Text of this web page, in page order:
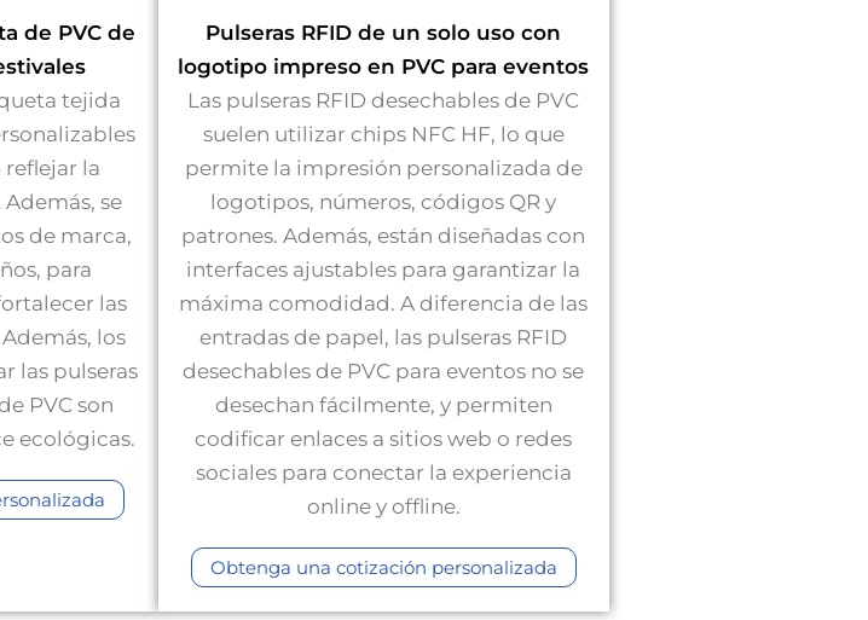
de PVC de
tejida
reflejar la
se
de marca,
para
las
los
las pulseras
PVC son
ecológicas.
Pulseras RFID de un solo uso con
logotipo impreso en PVC para eventos
Las pulseras RFID desechables de PVC
suelen utilizar chips NFC HF, lo que
permite la impresión personalizada de
logotipos, números, códigos QR y
patrones. Además, están diseñadas con
interfaces ajustables para garantizar la
máxima comodidad. A diferencia de las
entradas de papel, las pulseras RFID
desechables de PVC para eventos no se
desechan fácilmente, y permiten
codificar enlaces a sitios web o redes
sociales para conectar la experiencia
online y offline.
Obtenga una cotización personalizada